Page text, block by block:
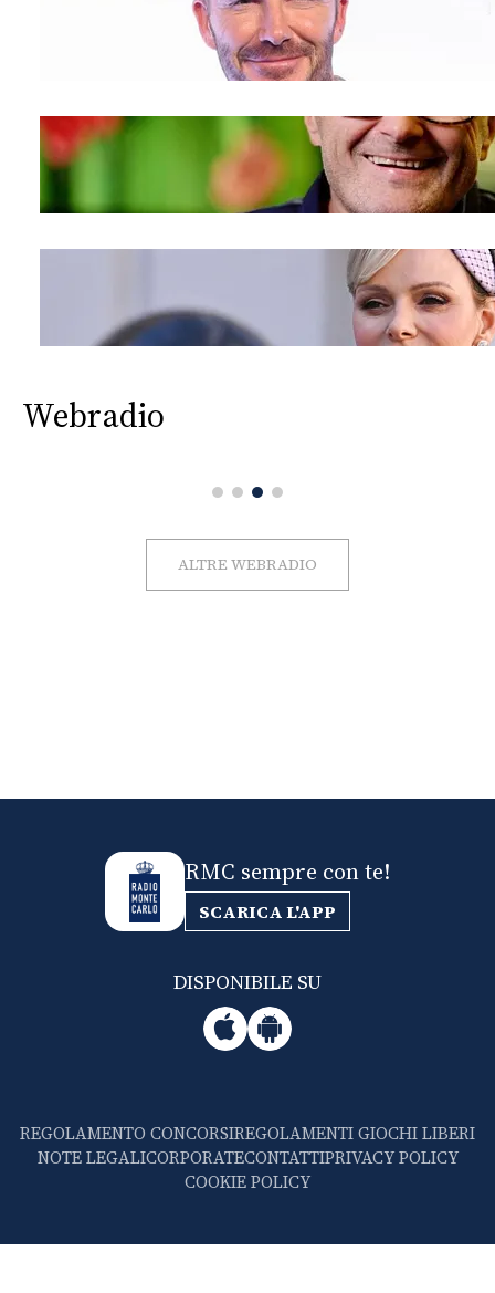
Webradio
ALTRE WEBRADIO
RMC sempre con te!
SCARICA L'APP
DISPONIBILE SU
REGOLAMENTO CONCORSIREGOLAMENTI GIOCHI LIBERI
NOTE LEGALICORPORATECONTATTIPRIVACY POLICY
COOKIE POLICY